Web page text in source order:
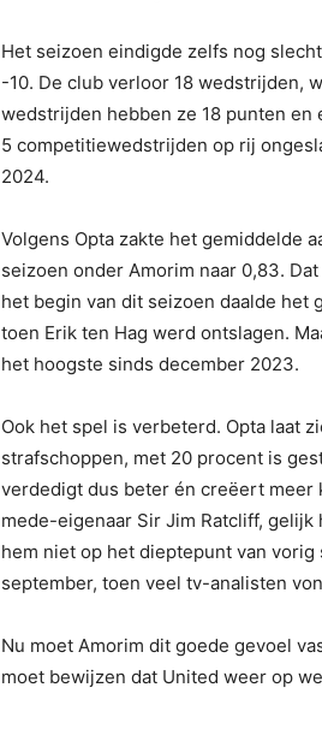
Het seizoen eindigde zelfs nog
-10. De club verloor 18 wedstrijden,
wedstrijden hebben ze 18 punten en
5 competitiewedstrijden op rij
2024.
Volgens Opta zakte het gemiddelde
seizoen onder Amorim naar 0,83.
het begin van dit seizoen daalde het
toen Erik ten Hag werd ontslagen.
het hoogste sinds december 2023.
Ook het spel is verbeterd. Opta laat
strafschoppen, met 20 procent is
verdedigt dus beter én creëert meer
mede-eigenaar Sir Jim Ratcliff,
hem niet op het dieptepunt van
september, toen veel tv-analisten
Nu moet Amorim dit goede gevoel
moet bewijzen dat United weer op